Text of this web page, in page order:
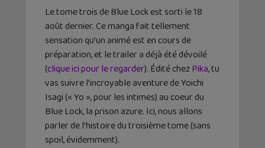
Le tome trois de Blue Lock est sorti le 18
août dernier. Ce manga fait tellement
sensation qu’un animé est en cours de
préparation, et le trailer a déjà été dévoilé
(clique ici pour le regarder). Édité chezPika, tu
vas suivre l’incroyable aventure de Yoichi
Isagi (« Yo », pour les intimes) au coeur du
Blue Lock, la prison azure. Ici, nous allons
parler de l’histoire du troisième tome (sans
spoil, évidemment).